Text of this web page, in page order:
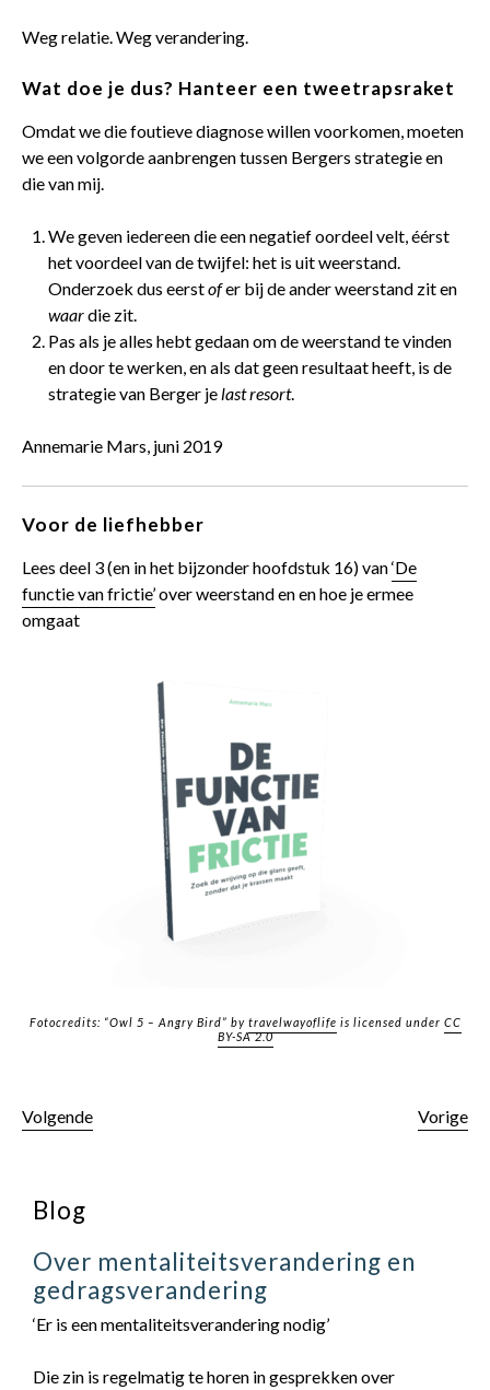
Weg relatie. Weg verandering.
Wat doe je dus? Hanteer een tweetrapsraket
Omdat we die foutieve diagnose willen voorkomen, moeten
we een volgorde aanbrengen tussen Bergers strategie en
die van mij.
We geven iedereen die een negatief oordeel velt, éérst
het voordeel van de twijfel: het is uit weerstand.
Onderzoek dus eerstofer bij de ander weerstand zit en
waardie zit.
Pas als je alles hebt gedaan om de weerstand te vinden
en door te werken, en als dat geen resultaat heeft, is de
strategie van Berger jelast resort.
Annemarie Mars, juni 2019
Voor de liefhebber
Lees deel 3 (en in het bijzonder hoofdstuk 16) van‘De
functie van frictie’over weerstand en en hoe je ermee
omgaat
Fotocredits: “Owl 5 – Angry Bird” by travelwayoflife is licensed under CC
BY-SA 2.0
Volgende Vorige
Blog
Over mentaliteitsverandering en
gedragsverandering
‘Er is een mentaliteitsverandering nodig’
Die zin is regelmatig te horen in gesprekken over